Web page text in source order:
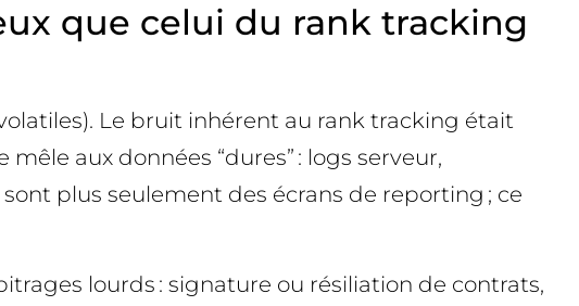
que celui du rank tracking
Le bruit inhérent au rank tracking était
aux données “dures” : logs serveur,
plus seulement des écrans de reporting ; ce
lourds : signature ou résiliation de contrats,